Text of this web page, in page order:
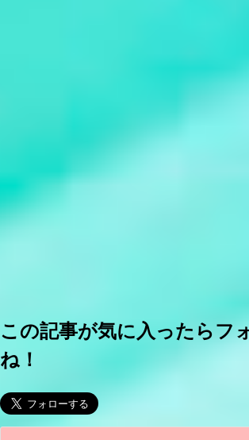
この記事が気に入ったらフ
ね！